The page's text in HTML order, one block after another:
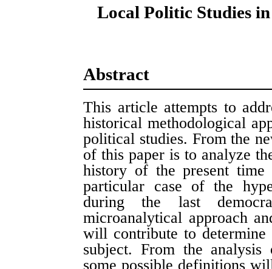
Local Politic Studies
Abstract
This article attempts to
historical methodological
political studies. From the
of this paper is to analyze
history of the present
particular case of the
during the last
microanalytical approach
will contribute to
subject. From the analysis
some possible definitions